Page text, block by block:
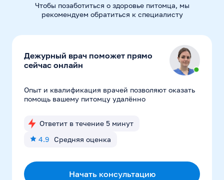
Чтобы позаботиться о здоровье питомца, мы
рекомендуем обратиться к специалисту
Дежурный врач поможет прямо
сейчас онлайн
Опыт и квалификация врачей позволяют оказать
помощь вашему питомцу удалённо
Ответит в течение 5 минут
4.9 Средняя оценка
Начать консультацию